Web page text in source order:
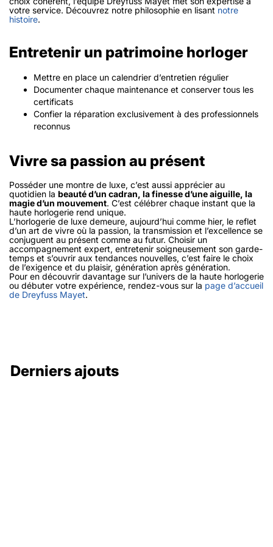
votre service. Découvrez notre philosophie en lisant notre
histoire.
Entretenir un patrimoine horloger
Mettre en place un calendrier d’entretien régulier
Documenter chaque maintenance et conserver tous les
certificats
Confier la réparation exclusivement à des professionnels
reconnus
Vivre sa passion au présent
Posséder une montre de luxe, c’est aussi apprécier au
quotidien la beauté d’un cadran, la finesse d’une aiguille, la
magie d’un mouvement. C’est célébrer chaque instant que la
haute horlogerie rend unique.
L’horlogerie de luxe demeure, aujourd’hui comme hier, le reflet
d’un art de vivre où la passion, la transmission et l’excellence se
conjuguent au présent comme au futur. Choisir un
accompagnement expert, entretenir soigneusement son garde-
temps et s’ouvrir aux tendances nouvelles, c’est faire le choix
de l’exigence et du plaisir, génération après génération.
Pour en découvrir davantage sur l’univers de la haute horlogerie
ou débuter votre expérience, rendez-vous sur la page d’accueil
de Dreyfuss Mayet.
Derniers ajouts